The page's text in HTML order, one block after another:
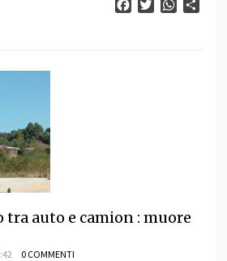
FacebookTwitter
tra auto e camion : muore
0 COMMENTI